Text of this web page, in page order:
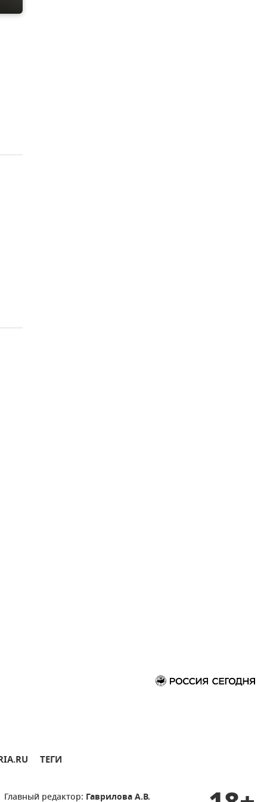
ТЕГИ
Главный редактор: Гаврилова А.В.